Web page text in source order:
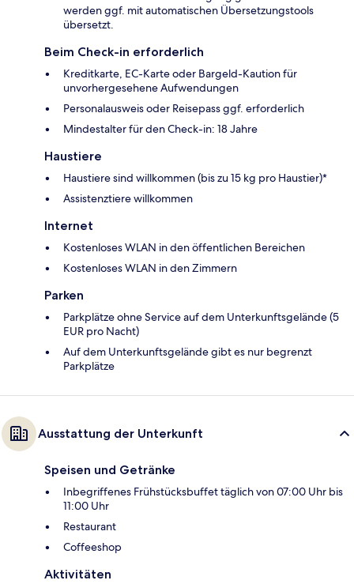
werden ggf. mit automatischen Übersetzungstools
übersetzt.
Beim Check-in erforderlich
Kreditkarte, EC-Karte oder Bargeld-Kaution für
unvorhergesehene Aufwendungen
Personalausweis oder Reisepass ggf. erforderlich
Mindestalter für den Check-in: 18 Jahre
Haustiere
Haustiere sind willkommen (bis zu 15 kg pro Haustier)*
Assistenztiere willkommen
Internet
Kostenloses WLAN in den öffentlichen Bereichen
Kostenloses WLAN in den Zimmern
Parken
Parkplätze ohne Service auf dem Unterkunftsgelände (5
EUR pro Nacht)
Auf dem Unterkunftsgelände gibt es nur begrenzt
Parkplätze
Ausstattung der Unterkunft
Speisen und Getränke
Inbegriffenes Frühstücksbuffet täglich von 07:00 Uhr bis
11:00 Uhr
Restaurant
Coffeeshop
Aktivitäten